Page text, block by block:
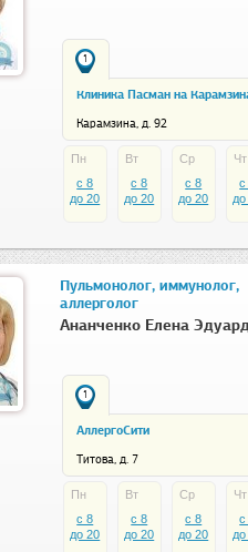
1
Клиника Пасман на
Карамзина, д. 92
Пн
c 8
до 20
Вт
c 8
до 20
Ср
c 8
до 20
Чт
c
Пульмонолог, иммунолог,
аллерголог
Ананченко Елена
1
АллергоСити
Титова, д. 7
Пн
c 8
до 20
Вт
c 8
до 20
Ср
c 8
до 20
Чт
c